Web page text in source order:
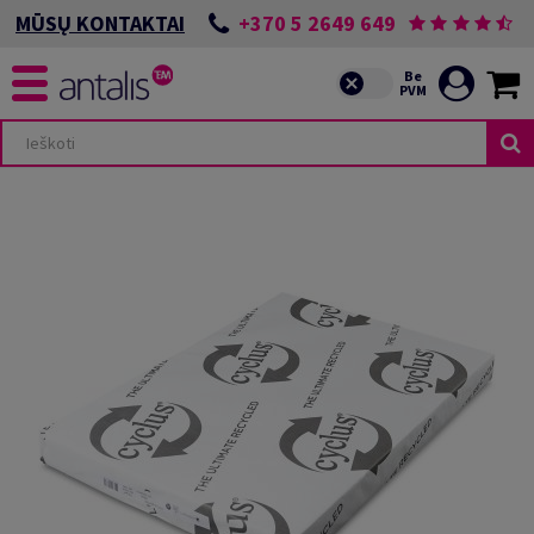
MŪSŲ KONTAKTAI +370 5 2649 649